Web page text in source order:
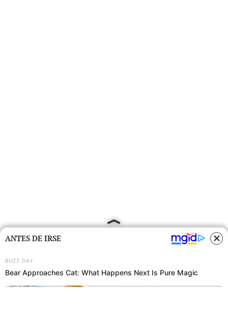
ANTES DE IRSE